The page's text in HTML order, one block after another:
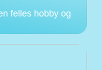
felles hobby og